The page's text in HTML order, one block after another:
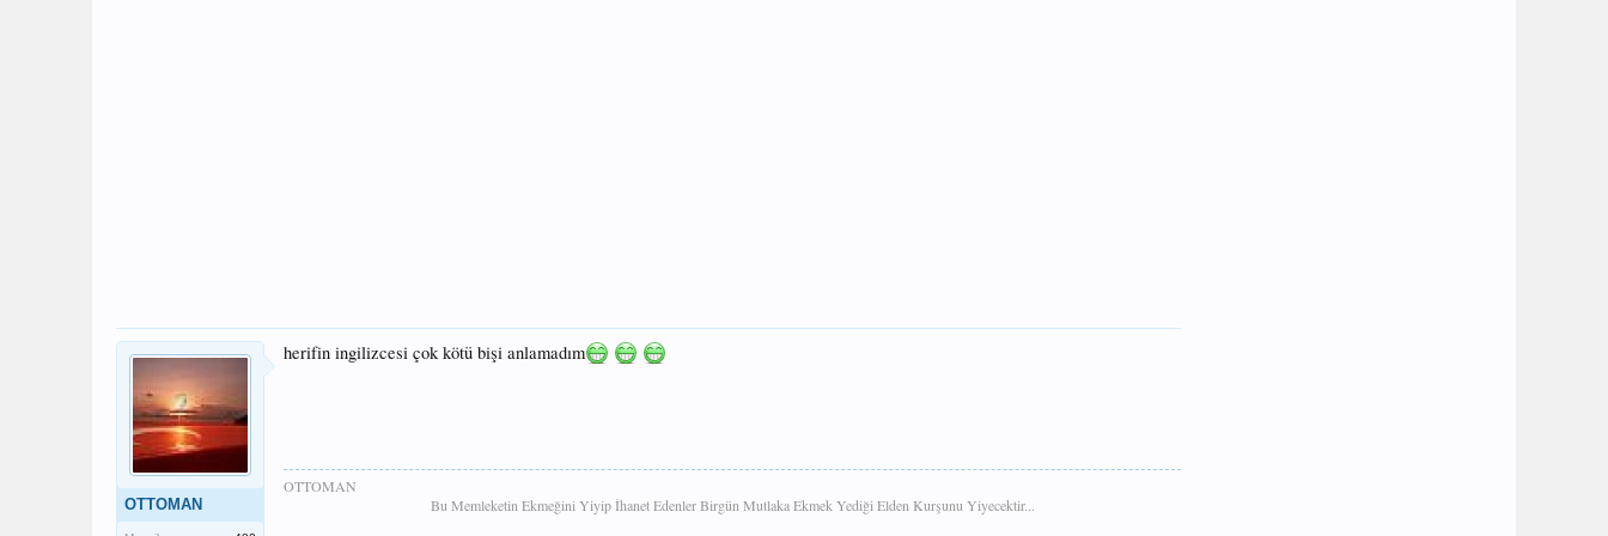
OTTOMAN
herifin ingilizcesi çok kötü bişi anlamadım
OTTOMAN
Bu Memleketin Ekmeğini Yiyip İhanet Edenler Birgün Mutlaka Ekmek Yediği Elden Kurşunu Yiyecektir...​